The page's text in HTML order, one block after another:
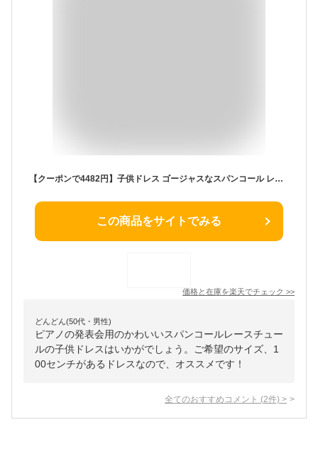
【クーポンで4482円】子供ドレス ゴージャスなスパンコール レース チュールの女の子ドレス 結婚式や発表会に輝く華やかな装いを ジュニア コンクール TAK 女の子 フォーマル キッズ キャサリンコテージ/送料無料 dress
この商品をサイトでみる
価格と在庫を楽天でチェック >>
どんどん(50代・男性)
ピアノの発表会用のかわいいスパンコールレースチュー
ルの子供ドレスはいかがでしょう。ご希望のサイズ、1
00センチがあるドレスなので、オススメです！
全てのおすすめコメント (2件) >